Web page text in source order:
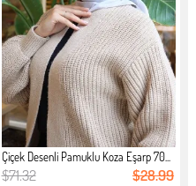
Çiçek Desenli Pamuklu Koza Eşarp 70...
$71.32 $28.99